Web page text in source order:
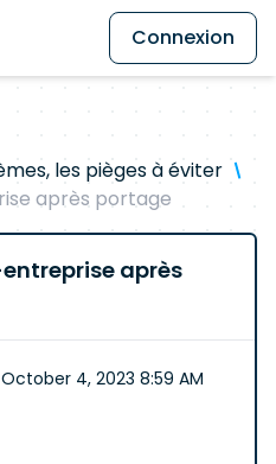
Connexion
les pièges à éviter
après portage
après
October 4, 2023 8:59 AM